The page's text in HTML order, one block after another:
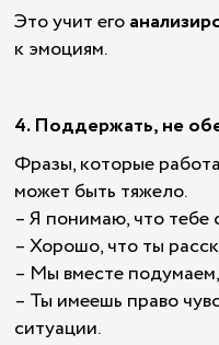
Это учит его
к эмоциям.
4. Поддержать, не
Фразы, которые
может быть тяжело.
– Я понимаю, что тебе
– Хорошо, что ты
– Мы вместе
– Ты имеешь право
ситуации.